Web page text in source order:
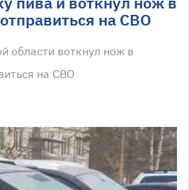
на СВО
области воткнул нож в
на СВО